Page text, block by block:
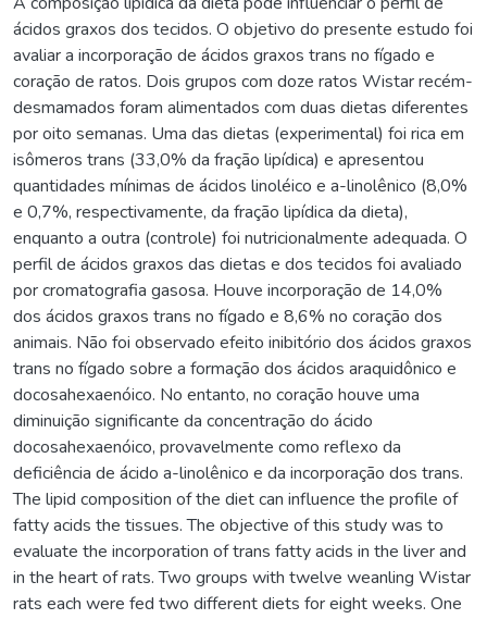
ácidos graxos dos tecidos. O objetivo do presente estudo foi
avaliar a incorporação de ácidos graxos trans no fígado e
coração de ratos. Dois grupos com doze ratos Wistar recém-
desmamados foram alimentados com duas dietas diferentes
por oito semanas. Uma das dietas (experimental) foi rica em
isômeros trans (33,0% da fração lipídica) e apresentou
quantidades mínimas de ácidos linoléico e a-linolênico (8,0%
e 0,7%, respectivamente, da fração lipídica da dieta),
enquanto a outra (controle) foi nutricionalmente adequada. O
perfil de ácidos graxos das dietas e dos tecidos foi avaliado
por cromatografia gasosa. Houve incorporação de 14,0%
dos ácidos graxos trans no fígado e 8,6% no coração dos
animais. Não foi observado efeito inibitório dos ácidos graxos
trans no fígado sobre a formação dos ácidos araquidônico e
docosahexaenóico. No entanto, no coração houve uma
diminuição significante da concentração do ácido
docosahexaenóico, provavelmente como reflexo da
deficiência de ácido a-linolênico e da incorporação dos trans.
The lipid composition of the diet can influence the profile of
fatty acids the tissues. The objective of this study was to
evaluate the incorporation of trans fatty acids in the liver and
in the heart of rats. Two groups with twelve weanling Wistar
rats each were fed two different diets for eight weeks. One